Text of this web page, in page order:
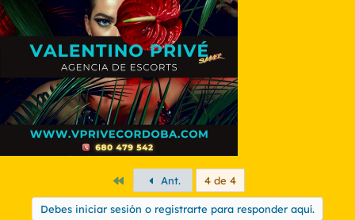
o
n
e
PrimeroAnt. 4 de 4
Debes iniciar sesión o registrarte para responder aquí.